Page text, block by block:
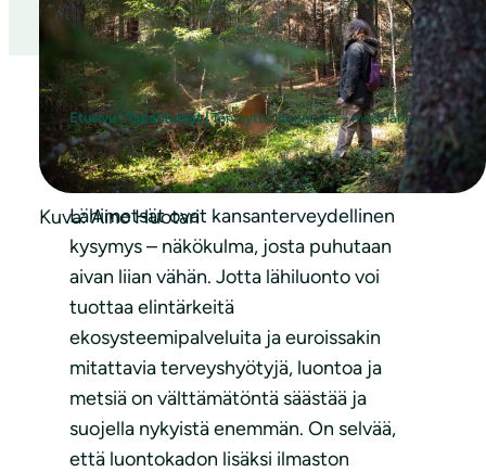
Kuva: Aino Huotari
Etusivu |Tapahtumat|Terveyttä luonnosta – miksi lähimetsät kuuluvat sote-keskusteluun?
Lähimetsät ovat kansanterveydellinen
kysymys – näkökulma, josta puhutaan
aivan liian vähän. Jotta lähiluonto voi
tuottaa elintärkeitä
ekosysteemipalveluita ja euroissakin
mitattavia terveyshyötyjä, luontoa ja
metsiä on välttämätöntä säästää ja
suojella nykyistä enemmän. On selvää,
että luontokadon lisäksi ilmaston